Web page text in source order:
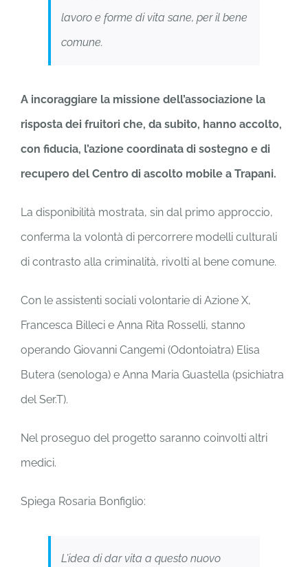
lavoro e forme di vita sane, per il bene
comune.
A incoraggiare la missione dell’associazione la
risposta dei fruitori che, da subito, hanno accolto,
con fiducia, l’azione coordinata di sostegno e di
recupero del Centro di ascolto mobile a Trapani.
La disponibilità mostrata, sin dal primo approccio,
conferma la volontà di percorrere modelli culturali
di contrasto alla criminalità, rivolti al bene comune.
Con le assistenti sociali volontarie di Azione X,
Francesca Billeci e Anna Rita Rosselli, stanno
operando Giovanni Cangemi (Odontoiatra) Elisa
Butera (senologa) e Anna Maria Guastella (psichiatra
del Ser.T).
Nel proseguo del progetto saranno coinvolti altri
medici.
Spiega Rosaria Bonfiglio:
L’idea di dar vita a questo nuovo